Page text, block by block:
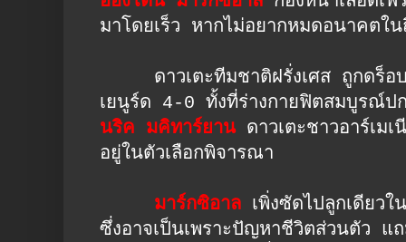
มาโดยเร็ว หากไม่อยากหมดอนาคต
ดาวเตะทีมชาติฝรั่งเศส ถูกดร็อบ
เยนูร์ด 4-0 ทั้งที่ร่างกายฟิตสมบูรณ์
นริค มคิทาร์ยานดาวเตะชาวอาร์เม
อยู่ในตัวเลือกพิจารณา
มาร์กซิอาล เพิ่งซัดไปลูกเดียว
ซึ่งอาจเป็นเพราะปัญหาชีวิตส่วนตัว แ